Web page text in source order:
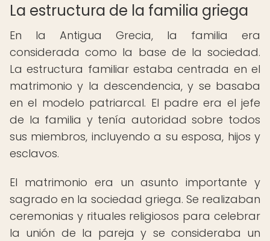
La estructura de la familia griega
En la Antigua Grecia, la familia era
considerada como la base de la sociedad.
La estructura familiar estaba centrada en el
matrimonio y la descendencia, y se basaba
en el modelo patriarcal. El padre era el jefe
de la familia y tenía autoridad sobre todos
sus miembros, incluyendo a su esposa, hijos y
esclavos.
El matrimonio era un asunto importante y
sagrado en la sociedad griega. Se realizaban
ceremonias y rituales religiosos para celebrar
la unión de la pareja y se consideraba un